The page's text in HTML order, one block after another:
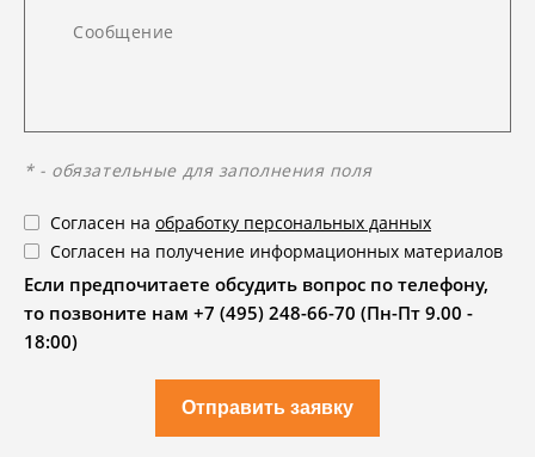
* - обязательные для заполнения поля
Согласен на обработку персональных данных
Согласен на получение информационных материалов
Если предпочитаете обсудить вопрос по телефону,
то позвоните нам +7 (495) 248-66-70 (Пн-Пт 9.00 -
18:00)
Отправить заявку